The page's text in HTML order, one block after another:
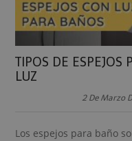
TIPOS DE ESPEJOS
LUZ
2 De Marzo
Los espejos para baño